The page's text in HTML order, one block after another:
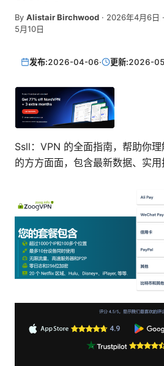
By Alistair Birchwood · 2026年4月6日 ·
5月10日
发布:2026-04-06· 更新:2026-
Ssll：VPN 的全面指南，帮助你
的方方面面，包含最新数据、实用